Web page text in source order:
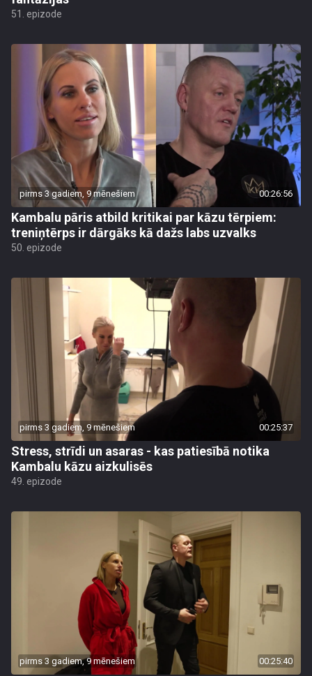
51. epizode
pirms 3 gadiem, 9 mēnešiem 00:26:56
Kambalu pāris atbild kritikai par kāzu tērpiem:
treniņtērps ir dārgāks kā dažs labs uzvalks
50. epizode
pirms 3 gadiem, 9 mēnešiem 00:25:37
Stress, strīdi un asaras - kas patiesībā notika
Kambalu kāzu aizkulisēs
49. epizode
pirms 3 gadiem, 9 mēnešiem 00:25:40